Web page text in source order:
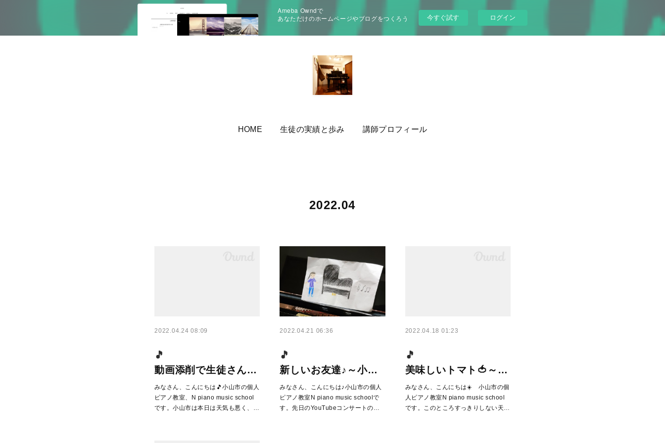
Ameba Owndで
あなただけのホームページやブログをつくろう
今すぐ試す ログイン
HOME 生徒の実績と歩み 講師プロフィール
2022.04
2022.04.24 08:09
動画添削で生徒さん…
みなさん、こんにちは🎵小山市の個人
ピアノ教室、N piano music school
です。小山市は本日は天気も悪く、…
2022.04.21 06:36
新しいお友達♪～小…
みなさん、こんにちは♪小山市の個人
ピアノ教室N piano music schoolで
す。先日のYouTubeコンサートの…
2022.04.18 01:23
美味しいトマト🍅～…
みなさん、こんにちは☀️ 小山市の個
人ピアノ教室N piano music school
です。このところすっきりしない天…